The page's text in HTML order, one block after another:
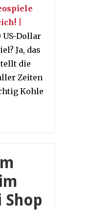
US-Dollar
Ja, das
die
Zeiten
Kohle